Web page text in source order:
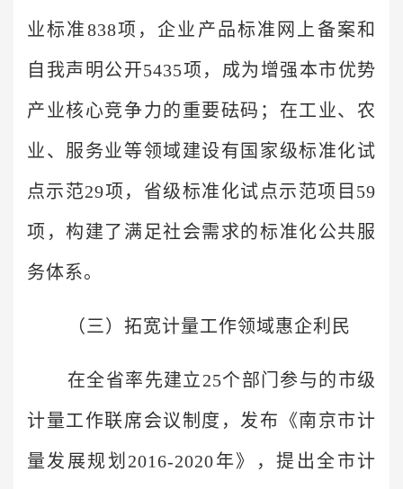
业标准838项，企业产品标准网上备案和
自我声明公开5435项，成为增强本市优势
产业核心竞争力的重要砝码；在工业、农
业、服务业等领域建设有国家级标准化试
点示范29项，省级标准化试点示范项目59
项，构建了满足社会需求的标准化公共服
务体系。
（三）拓宽计量工作领域惠企利民
在全省率先建立25个部门参与的市级
计量工作联席会议制度，发布《南京市计
量发展规划2016-2020年》，提出全市计